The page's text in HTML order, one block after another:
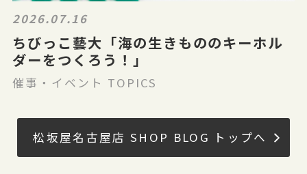
2026.07.16
ちびっこ藝大「海の生きもののキーホル
ダーをつくろう！」
催事・イベント TOPICS
松坂屋名古屋店 SHOP BLOG トップへ